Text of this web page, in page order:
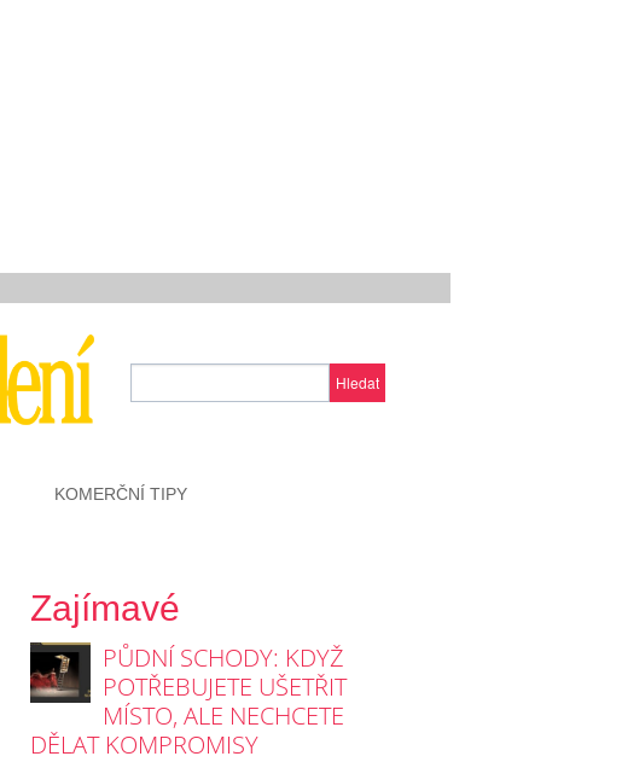
Hledat
KOMERČNÍ TIPY
Zajímavé
PŮDNÍ SCHODY: KDYŽ
POTŘEBUJETE UŠETŘIT
MÍSTO, ALE NECHCETE
DĚLAT KOMPROMISY